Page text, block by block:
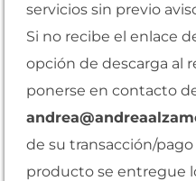
servicios sin previo
Si no recibe el enlace
opción de descarga al
ponerse en contacto
de su transacción/
producto se entregue